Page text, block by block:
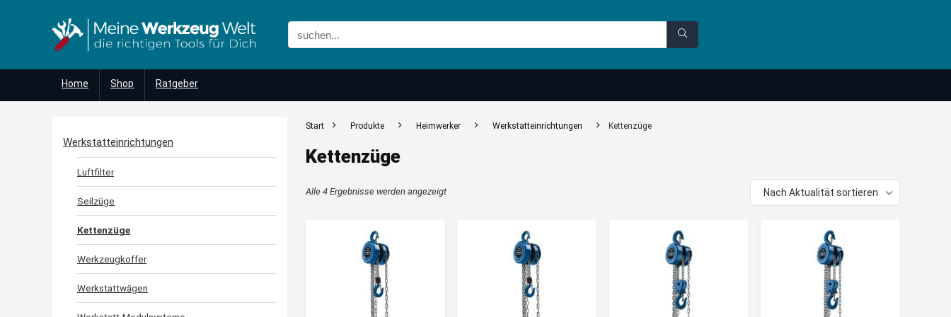
Home Shop Ratgeber
Werkstatteinrichtungen
Luftfilter
Seilzüge
Kettenzüge
Werkzeugkoffer
Werkstattwägen
Start Produkte Heimwerker Werkstatteinrichtungen Kettenzüge
Kettenzüge
Alle 4 Ergebnisse werden angezeigtNach
Nach Aktualität sortieren